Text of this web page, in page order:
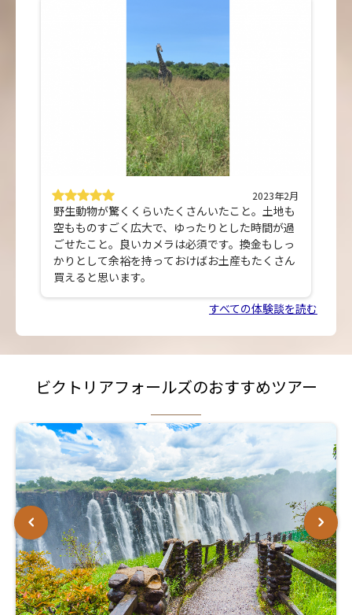
2023年2月
野生動物が驚くくらいたくさんいたこと。土地も
空もものすごく広大で、ゆったりとした時間が過
ごせたこと。良いカメラは必須です。換金もしっ
かりとして余裕を持っておけばお土産もたくさん
買えると思います。
すべての体験談を読む
ビクトリアフォールズのおすすめツアー